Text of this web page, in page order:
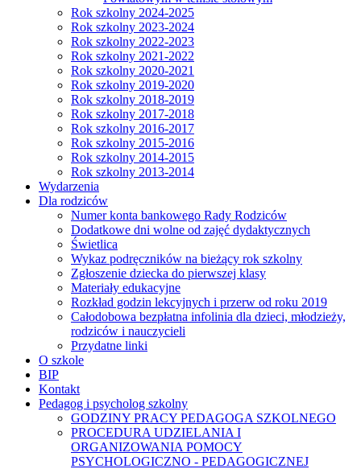
Rok szkolny 2024-2025
Rok szkolny 2023-2024
Rok szkolny 2022-2023
Rok szkolny 2021-2022
Rok szkolny 2020-2021
Rok szkolny 2019-2020
Rok szkolny 2018-2019
Rok szkolny 2017-2018
Rok szkolny 2016-2017
Rok szkolny 2015-2016
Rok szkolny 2014-2015
Rok szkolny 2013-2014
Wydarzenia
Dla rodziców
Numer konta bankowego Rady Rodziców
Dodatkowe dni wolne od zajęć dydaktycznych
Świetlica
Wykaz podręczników na bieżący rok szkolny
Zgłoszenie dziecka do pierwszej klasy
Materiały edukacyjne
Rozkład godzin lekcyjnych i przerw od roku 2019
Całodobowa bezpłatna infolinia dla dzieci, młodzieży,
rodziców i nauczycieli
Przydatne linki
O szkole
BIP
Kontakt
Pedagog i psycholog szkolny
GODZINY PRACY PEDAGOGA SZKOLNEGO
PROCEDURA UDZIELANIA I
ORGANIZOWANIA POMOCY
PSYCHOLOGICZNO - PEDAGOGICZNEJ